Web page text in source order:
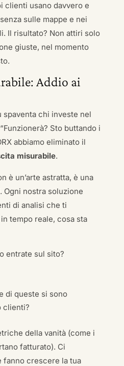
clienti usano davvero e
sulle mappe e nei
Il risultato? Non attiri solo
giuste, nel momento
Addio ai
spaventa chi investe nel
Sto buttando i
abbiamo eliminato il
misurabile.
è un’arte astratta, è una
Ogni nostra soluzione
di analisi che ti
tempo reale, cosa sta
entrate sul sito?
di queste si sono
clienti?
della vanità (come i
fatturato). Ci
fanno crescere la tua